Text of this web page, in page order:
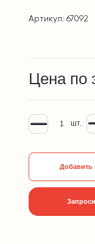
Артикул: 67092
Цена по
шт.
Добавить